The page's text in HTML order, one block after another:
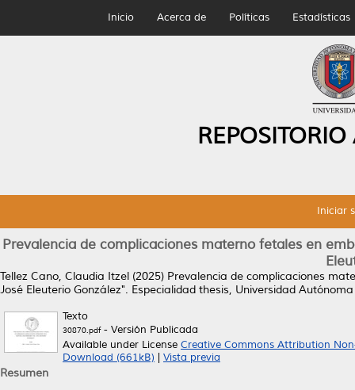
Inicio Acerca de Políticas Estadísticas
Iniciar
Prevalencia de complicaciones materno fetales en
Tellez Cano, Claudia Itzel (2025) Prevalencia de complicaciones
José Eleuterio González". Especialidad thesis, Universidad
Texto
30870.pdf- Versión Publicada
Available under License Creative Commons Attribution
Download (661kB)
Vista previa
Resumen